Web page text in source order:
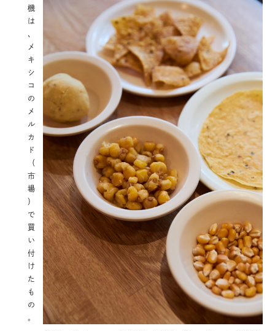
機
は
、
メ
キ
シ
コ
の
メ
ル
カ
ド
（
市
場
）
で
買
い
付
け
た
も
の
。